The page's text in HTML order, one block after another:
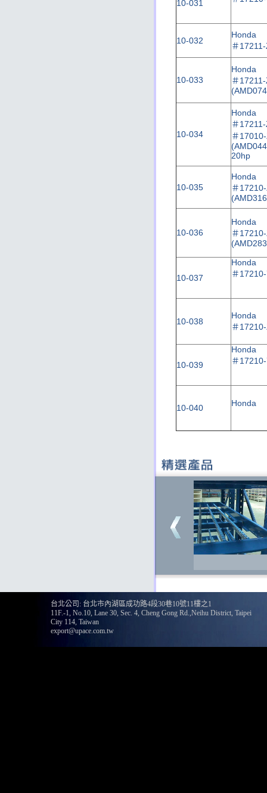
10-031
10-032
Honda
＃
10-033
Honda
＃
10-034
Honda
＃
＃
20hp
10-035
Honda
＃
10-036
Honda
＃
10-037
Honda
＃
10-038
Honda
＃
10-039
Honda
＃
10-040 Honda
台北公司: 台北市內湖區成功路4段30巷10號11樓之1
11F.-1, No.10, Lane 30, Sec. 4, Cheng Gong Rd.,Neihu District, Taipei
City 114, Taiwan
export@upace.com.tw